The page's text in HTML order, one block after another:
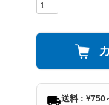
送料 : ¥750